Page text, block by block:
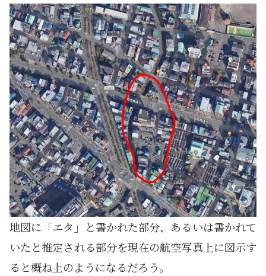
地図に「エタ」と書かれた部分、あるいは書かれて
いたと推定される部分を現在の航空写真上に図示す
ると概ね上のようになるだろう。